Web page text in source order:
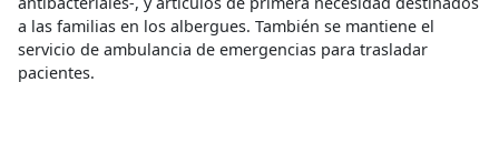
a las familias en los albergues. También se mantiene el
servicio de ambulancia de emergencias para trasladar
pacientes.